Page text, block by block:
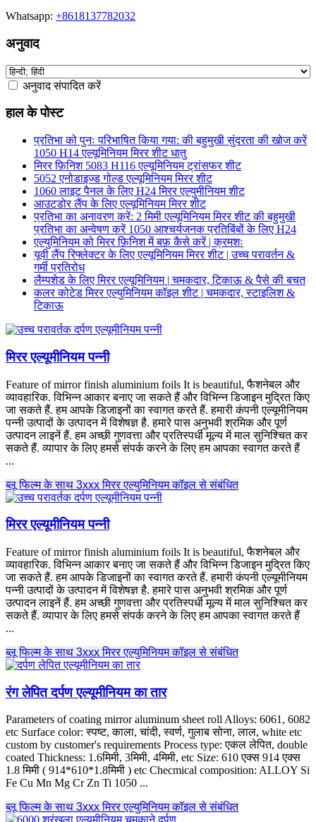
Whatsapp: +8618137782032
अनुवाद
अनुवाद संपादित करें
हाल के पोस्ट
प्रतिभा को पुनः परिभाषित किया गया: की बहुमुखी सुंदरता की खोज करें
1050 H14 एल्यूमिनियम मिरर शीट धातु
मिरर फ़िनिश 5083 H116 एल्यूमिनियम ट्रांसफर शीट
5052 एनोडाइज्ड गोल्ड एल्यूमिनियम मिरर शीट
1060 लाइट पैनल के लिए H24 मिरर एल्युमीनियम शीट
आउटडोर लैंप के लिए एल्यूमिनियम मिरर शीट
प्रतिभा का अनावरण करें: 2 मिमी एल्यूमिनियम मिरर शीट की बहुमुखी
प्रतिभा का अन्वेषण करें 1050 आश्चर्यजनक प्रतिबिंबों के लिए H24
एल्युमिनियम को मिरर फ़िनिश में बफ़ कैसे करें | क्रमशः
यूवी लैंप रिफ्लेक्टर के लिए एल्यूमिनियम मिरर शीट | उच्च परावर्तन &
गर्मी प्रतिरोध
लैम्पशेड के लिए मिरर एल्यूमिनियम | चमकदार, टिकाऊ & पैसे की बचत
कलर कोटेड मिरर एल्युमिनियम कॉइल शीट | चमकदार, स्टाइलिश &
टिकाऊ
मिरर एल्यूमीनियम पन्नी
Feature of mirror finish aluminium foils It is beautiful, फैशनेबल और
व्यावहारिक. विभिन्न आकार बनाए जा सकते हैं और विभिन्न डिजाइन मुद्रित किए
जा सकते हैं. हम आपके डिजाइनों का स्वागत करते हैं. हमारी कंपनी एल्यूमीनियम
पन्नी उत्पादों के उत्पादन में विशेषज्ञ है. हमारे पास अनुभवी श्रमिक और पूर्ण
उत्पादन लाइनें हैं. हम अच्छी गुणवत्ता और प्रतिस्पर्धी मूल्य में माल सुनिश्चित कर
सकते हैं. व्यापार के लिए हमसे संपर्क करने के लिए हम आपका स्वागत करते हैं
...
ब्लू फिल्म के साथ 3xxx मिरर एल्युमिनियम कॉइल से संबंधित
मिरर एल्यूमीनियम पन्नी
Feature of mirror finish aluminium foils It is beautiful, फैशनेबल और
व्यावहारिक. विभिन्न आकार बनाए जा सकते हैं और विभिन्न डिजाइन मुद्रित किए
जा सकते हैं. हम आपके डिजाइनों का स्वागत करते हैं. हमारी कंपनी एल्यूमीनियम
पन्नी उत्पादों के उत्पादन में विशेषज्ञ है. हमारे पास अनुभवी श्रमिक और पूर्ण
उत्पादन लाइनें हैं. हम अच्छी गुणवत्ता और प्रतिस्पर्धी मूल्य में माल सुनिश्चित कर
सकते हैं. व्यापार के लिए हमसे संपर्क करने के लिए हम आपका स्वागत करते हैं
...
ब्लू फिल्म के साथ 3xxx मिरर एल्युमिनियम कॉइल से संबंधित
रंग लेपित दर्पण एल्यूमीनियम का तार
Parameters of coating mirror aluminum sheet roll Alloys: 6061, 6082
etc Surface color: स्पष्ट, काला, चांदी, स्वर्ण, गुलाब सोना, लाल, white etc
custom by customer's requirements Process type: एकल लेपित, double
coated Thickness: 1.6मिमी, 3मिमी, 4मिमी, etc Size: 610 एक्स 914 एक्स
1.8 मिमी ( 914*610*1.8मिमी ) etc Checmical composition: ALLOY Si
Fe Cu Mn Mg Cr Zn Ti 1050 ...
ब्लू फिल्म के साथ 3xxx मिरर एल्युमिनियम कॉइल से संबंधित